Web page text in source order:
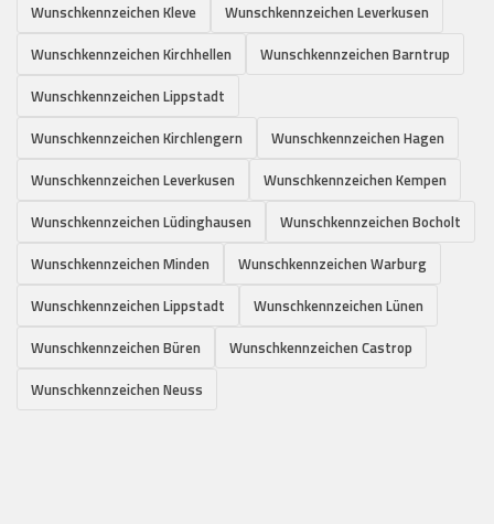
Wunschkennzeichen Kleve
Wunschkennzeichen Leverkusen
Wunschkennzeichen Kirchhellen
Wunschkennzeichen Barntrup
Wunschkennzeichen Lippstadt
Wunschkennzeichen Kirchlengern
Wunschkennzeichen Hagen
Wunschkennzeichen Leverkusen
Wunschkennzeichen Kempen
Wunschkennzeichen Lüdinghausen
Wunschkennzeichen Bocholt
Wunschkennzeichen Minden
Wunschkennzeichen Warburg
Wunschkennzeichen Lippstadt
Wunschkennzeichen Lünen
Wunschkennzeichen Büren
Wunschkennzeichen Castrop
Wunschkennzeichen Neuss